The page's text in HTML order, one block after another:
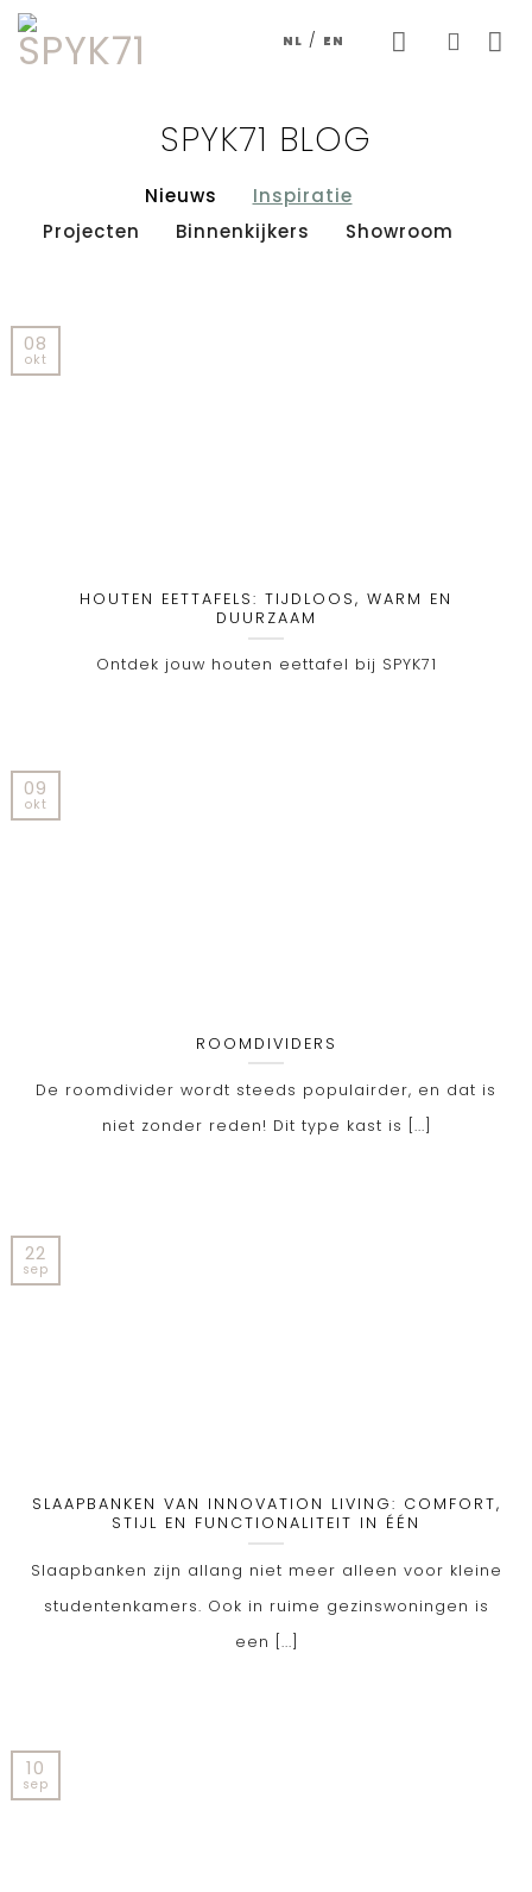
Skip
NL / EN
SPYK71 BLOG
Nieuws
Inspiratie
Projecten
Binnenkijkers Showroom
HOUTEN EETTAFELS: TIJDLOOS, WARM EN
DUURZAAM
Ontdek jouw houten eettafel bij SPYK71
08
okt
ROOMDIVIDERS
De roomdivider wordt steeds populairder, en dat is
niet zonder reden! Dit type kast is [...]
09
okt
SLAAPBANKEN VAN INNOVATION LIVING: COMFORT,
STIJL EN FUNCTIONALITEIT IN ÉÉN
Slaapbanken zijn allang niet meer alleen voor kleine
studentenkamers. Ook in ruime gezinswoningen is
een [...]
22
sep
10
sep